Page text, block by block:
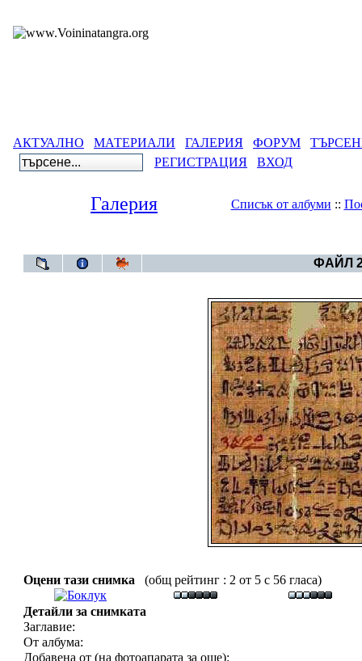
АКТУАЛНО МАТЕРИАЛИ ГАЛЕРИЯ ФОРУМ
РЕГИСТРАЦИЯ
ВХОД
Галерия Списък от албуми ::
ФАЙЛ
Оцени тази снимка (общ рейтинг : 2 от 5 с 56 гласа)
Детайли за снимката
Заглавие:
От албума:
Добавена от (на фотоапарата за още):